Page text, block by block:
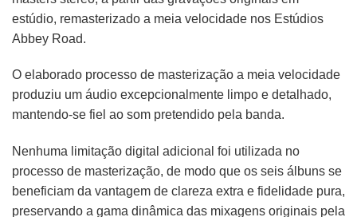
estúdio, remasterizado a meia velocidade nos Estúdios
Abbey Road.
O elaborado processo de masterização a meia velocidade
produziu um áudio excepcionalmente limpo e detalhado,
mantendo-se fiel ao som pretendido pela banda.
Nenhuma limitação digital adicional foi utilizada no
processo de masterização, de modo que os seis álbuns se
beneficiam da vantagem de clareza extra e fidelidade pura,
preservando a gama dinâmica das mixagens originais pela